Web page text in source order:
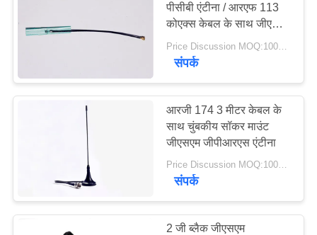
एचडीटीवी एंटीना
8
पीसीबी एंटीना / आरएफ 113
कोएक्स केबल के साथ जीएसएम
आंतरिक एंटीना में निर्मित
Price Discussion MOQ:100PCS
संपर्क
आरजी 174 3 मीटर केबल के
साथ चुंबकीय सॉकर माउंट
जीएसएम जीपीआरएस एंटीना
Price Discussion MOQ:100PCS
संपर्क
2 जी ब्लैक जीएसएम